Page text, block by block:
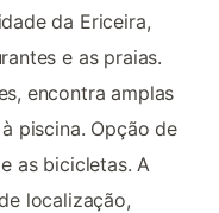
da Ericeira,
e as praias.
encontra amplas
piscina. Opção de
as bicicletas. A
localização,